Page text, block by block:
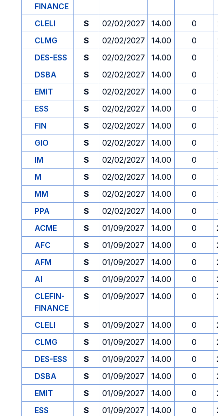
FINANCE
CLELI S 02/02/2027 14.00 0
CLMG
S 02/02/2027 14.00 0
DES-ESS
S 02/02/2027 14.00 0
DSBA
S 02/02/2027 14.00 0
EMIT
S 02/02/2027 14.00 0
ESS
S 02/02/2027 14.00 0
FIN
S 02/02/2027 14.00 0
GIO
S 02/02/2027 14.00 0
IM
S 02/02/2027 14.00 0
M
S 02/02/2027 14.00 0
MM
S 02/02/2027 14.00 0
PPA
S 02/02/2027 14.00 0
ACME
S 01/09/2027 14.00 0
AFC
S 01/09/2027 14.00 0
AFM
S 01/09/2027 14.00 0
AI
S 01/09/2027 14.00 0
CLEFIN-
FINANCE
S 01/09/2027 14.00 0
CLELI S 01/09/2027 14.00 0
CLMG
S 01/09/2027 14.00 0
DES-ESS
S 01/09/2027 14.00 0
DSBA
S 01/09/2027 14.00 0
EMIT
S 01/09/2027 14.00 0
ESS
S 01/09/2027 14.00 0